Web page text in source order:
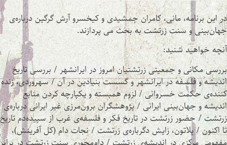
در این برنامه، مانی، کامران جمشیدی و کیخسرو آرش گرگین درباره‌ی
جهان‌بینی و سنت زرتشت به بحث می پردازند.
آنچه خواهید شنید:
بررسی مکانی و جمعیتی زرتشتیان امروز در ایرانشهر / بررسی تاریخ
اندیشه و فلسفه در ایرانشهر و گسست بنیادین در آن / سهروردی، زنده
کننده‌ی حکمت خسروانی / لزوم همبسته و یکپارچه کردن منابع
اندیشه و جهان‌بینی ایرانی / پژوهشگران برون‌مرزی غیر ایرانی درباره‌ی
زرتشت / حضور زرتشت در تاریخ فکر و فلسفه‌ی غرب از سپیده‌دم تاریخ
تا اکنون / پلاتون، زایش دگرباره‌ی زرتشت / نجات دام (کل آفرینش)،